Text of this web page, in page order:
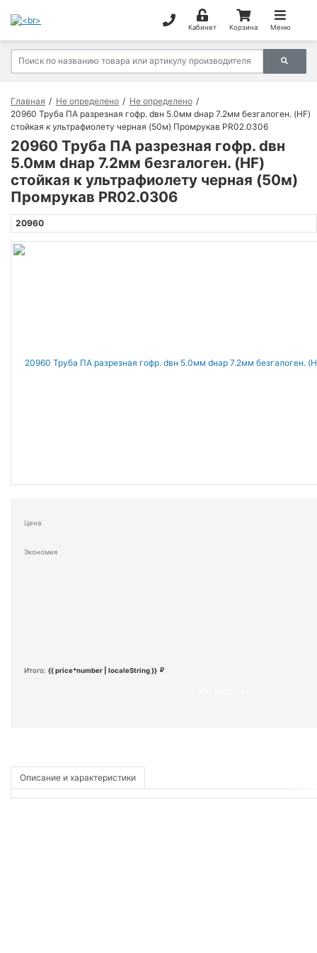
Кабинет Корзина Меню
Главная Не определено
Не определено
20960 Труба ПА разрезная гофр. dвн 5.0мм dнар 7.2мм безгалоген. (HF)
стойкая к ультрафиолету черная (50м) Промрукав PR02.0306
20960 Труба ПА разрезная гофр. dвн
5.0мм dнар 7.2мм безгалоген. (HF)
стойкая к ультрафиолету черная (50м)
Промрукав PR02.0306
20960
Цена
Экономия
Итого: {{ price*number | localeString }}
Описание и характеристики